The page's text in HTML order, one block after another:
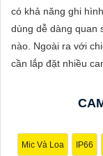
VỤ
tư vấn sau đây:
chất lượng vượt
vượt trội của
có khả năng ghi
dùng dễ dàng quan
nào. Ngoài ra với
cần lắp đặt nhiều
Mic Và Loa IP66